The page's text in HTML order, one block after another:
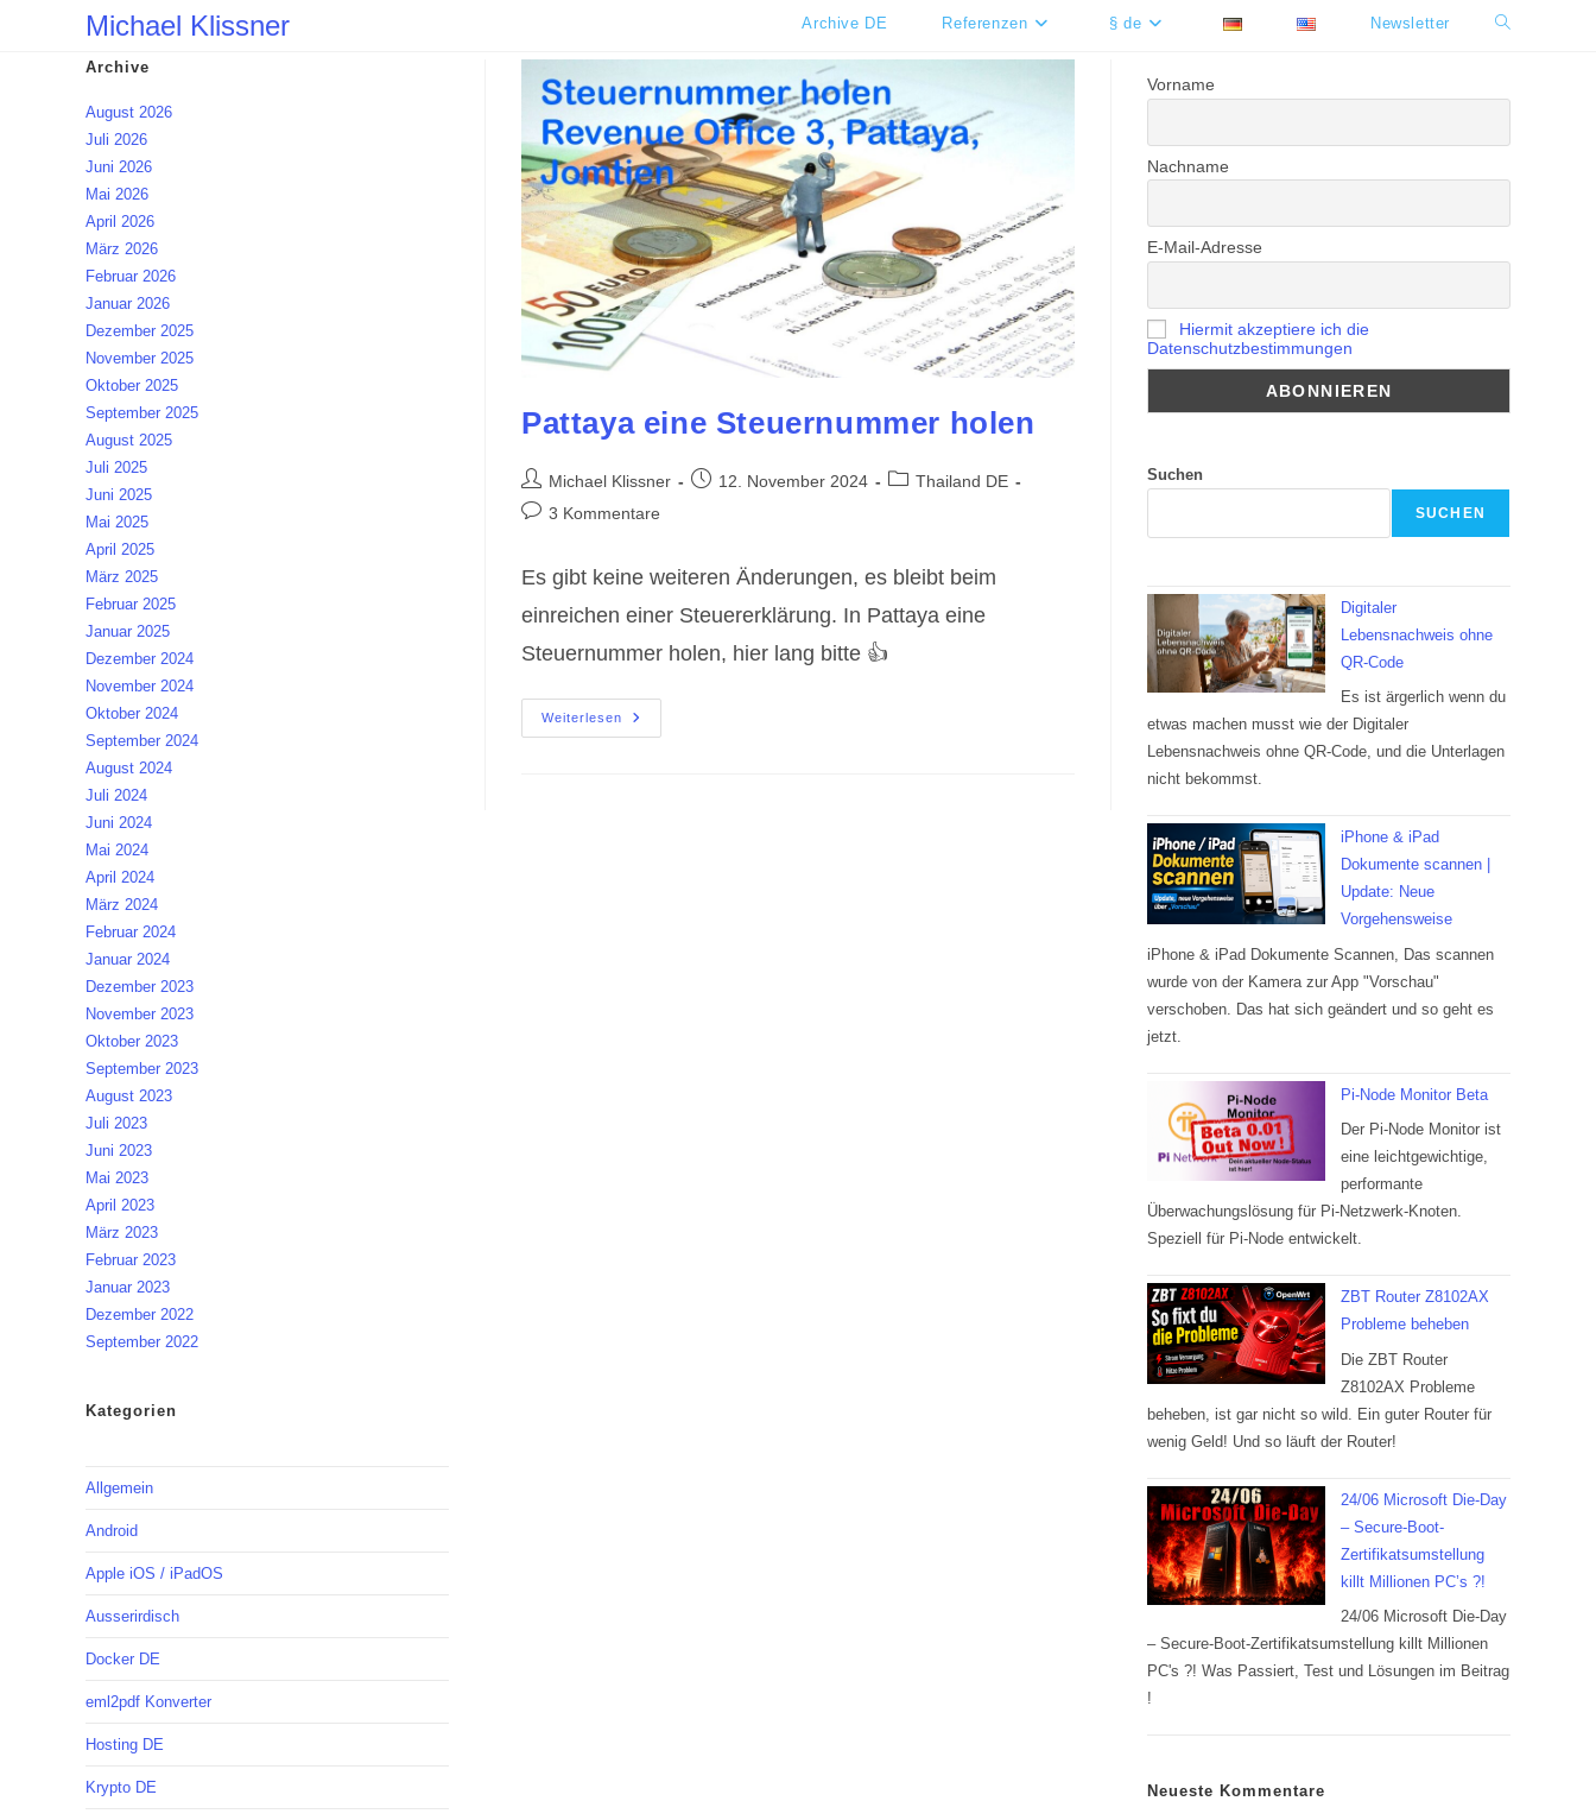
Michael Klissner Archive DE Referenzen § de Newsletter Website-
Pattaya eine Steuernummer holen
Beitrags-
Autor:
Michael Klissner
Beitrag12. November 2024
Beitrags-
Thailand DE
Beitrags-
3 Kommentare
Es gibt keine weiteren Änderungen, es bleibt beim
einreichen einer Steuererklärung. In Pattaya eine
Steuernummer holen, hier lang bitte 👍
Weiterlesen
Pattaya
Eine
Archive
August 2026
Juli 2026
Juni 2026
Mai 2026
April 2026
März 2026
Februar 2026
Januar 2026
Dezember 2025
November 2025
Oktober 2025
September 2025
August 2025
Juli 2025
Juni 2025
Mai 2025
April 2025
März 2025
Februar 2025
Januar 2025
Dezember 2024
November 2024
Oktober 2024
September 2024
August 2024
Juli 2024
Juni 2024
Mai 2024
April 2024
März 2024
Februar 2024
Januar 2024
Dezember 2023
November 2023
Oktober 2023
September 2023
August 2023
Juli 2023
Juni 2023
Mai 2023
April 2023
März 2023
Februar 2023
Januar 2023
Dezember 2022
September 2022
Kategorien
Allgemein
Android
Apple iOS / iPadOS
Ausserirdisch
Docker DE
eml2pdf Konverter
Hosting DE
Krypto DE
Vorname
Nachname
E-Mail-Adresse
Hiermit akzeptiere ich die
Datenschutzbestimmungen
Suchen
SUCHEN
Digitaler
Lebensnachweis ohne
QR-Code
Es ist ärgerlich wenn du
etwas machen musst wie der Digitaler
Lebensnachweis ohne QR-Code, und die Unterlagen
nicht bekommst.
iPhone & iPad
Dokumente scannen |
Update: Neue
Vorgehensweise
iPhone & iPad Dokumente Scannen, Das scannen
wurde von der Kamera zur App "Vorschau"
verschoben. Das hat sich geändert und so geht es
jetzt.
Pi-Node Monitor Beta
Der Pi-Node Monitor ist
eine leichtgewichtige,
performante
Überwachungslösung für Pi-Netzwerk-Knoten.
Speziell für Pi-Node entwickelt.
ZBT Router Z8102AX
Probleme beheben
Die ZBT Router
Z8102AX Probleme
beheben, ist gar nicht so wild. Ein guter Router für
wenig Geld! Und so läuft der Router!
24/06 Microsoft Die-Day
– Secure-Boot-
Zertifikatsumstellung
killt Millionen PC’s ?!
24/06 Microsoft Die-Day
– Secure-Boot-Zertifikatsumstellung killt Millionen
PC's ?! Was Passiert, Test und Lösungen im Beitrag
!
Neueste Kommentare